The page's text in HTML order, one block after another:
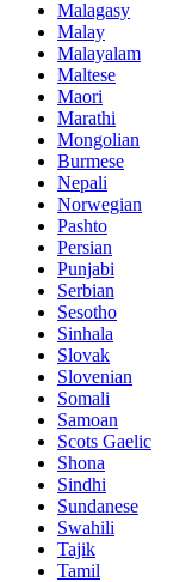
Malagasy
Malay
Malayalam
Maltese
Maori
Marathi
Mongolian
Burmese
Nepali
Norwegian
Pashto
Persian
Punjabi
Serbian
Sesotho
Sinhala
Slovak
Slovenian
Somali
Samoan
Scots Gaelic
Shona
Sindhi
Sundanese
Swahili
Tajik
Tamil